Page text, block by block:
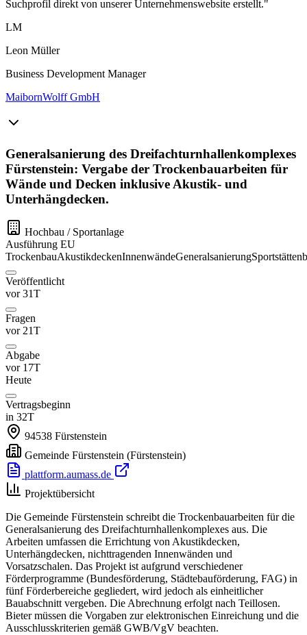
Suchprofil direkt von unserer Unternehmenswebsite erstellt."
LM
Leon Müller
Business Development Manager
MaibornWolff GmbH
Generalsanierung des Dreifachturnhallenkomplexes
Fürstenstein: Vergabe der Trockenbauarbeiten für
Wände und Decken inklusive Akustik- und
Unterhängdecken.
Hochbau / Sportanlage
Ausführung EU
TrockenbauAkustikdeckenInnenwändeGeneralsanierung
Veröffentlicht
vor 31T
Fragen
vor 21T
Abgabe
vor 17T
Heute
Vertragsbeginn
in 32T
94538 Fürstenstein
Gemeinde Fürstenstein (Fürstenstein)
plattform.aumass.de
Projektübersicht
Die Gemeinde Fürstenstein schreibt die Trockenbauarbeiten für die
Generalsanierung des Dreifachturnhallenkomplexes aus. Die
Arbeiten umfassen die Errichtung von Akustikdecken,
Unterhängdecken, nichttragenden Innenwänden und
Vorsatzschalen. Das Projekt ist aufgrund verschiedener
Förderprogramme (Bundesförderung, Städtebauförderung, FAG) in
fünf Förderbereiche gegliedert, wird jedoch als einheitlicher
Bauabschnitt vergeben. Die Abrechnung erfolgt nach Teillosen.
Bieter müssen die Vorgaben zur elektronischen Einreichung und die
Ausschlusskriterien gemäß GWB/VgV beachten.